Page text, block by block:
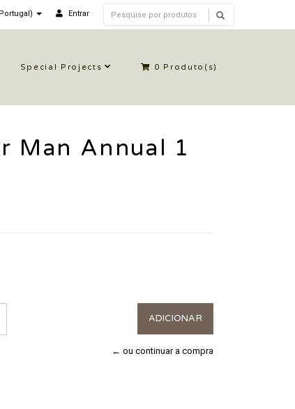
Entrar
Special Projects 0 Produto(s)
Man Annual 1
← ou continuar a compra